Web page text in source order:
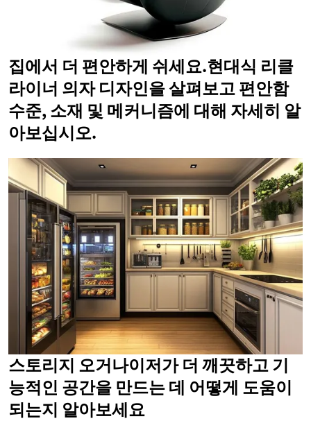
집에서 더 편안하게 쉬세요.현대식 리클
라이너 의자 디자인을 살펴보고 편안함
수준, 소재 및 메커니즘에 대해 자세히 알
아보십시오.
스토리지 오거나이저가 더 깨끗하고 기
능적인 공간을 만드는 데 어떻게 도움이
되는지 알아보세요